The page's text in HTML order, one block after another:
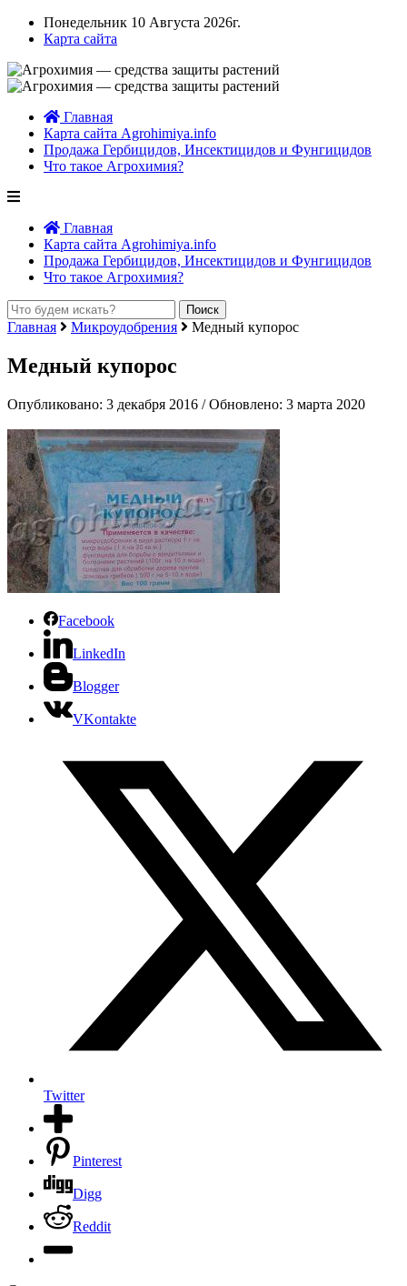
Понедельник 10 Августа 2026г.
Карта сайта
Главная
Карта сайта Agrohimiya.info
Продажа Гербицидов, Инсектицидов и Фунгицидов
Что такое Агрохимия?
Главная
Карта сайта Agrohimiya.info
Продажа Гербицидов, Инсектицидов и Фунгицидов
Что такое Агрохимия?
Главная Микроудобрения Медный купорос
Медный купорос
Опубликовано: 3 декабря 2016 / Обновлено: 3 марта 2020
Facebook
LinkedIn
Blogger
VKontakte
Twitter
Pinterest
Digg
Reddit